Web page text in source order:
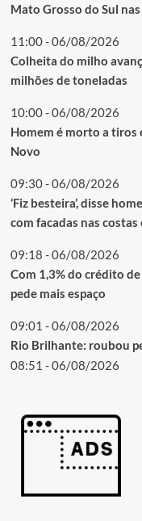
Mato Grosso do Sul
11:00 - 06/08/2026
Colheita do milho
milhões de toneladas
10:00 - 06/08/2026
Homem é morto a
Novo
09:30 - 06/08/2026
‘Fiz besteira’, disse
com facadas nas costas
09:18 - 06/08/2026
Com 1,3% do crédito
pede mais espaço
09:01 - 06/08/2026
Rio Brilhante: roubou
08:51 - 06/08/2026